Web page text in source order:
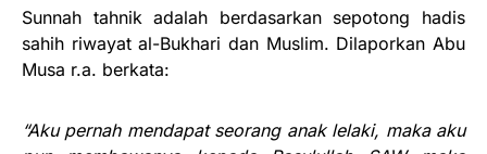
Sunnah tahnik adalah berdasarkan sepotong hadis
sahih riwayat al-Bukhari dan Muslim. Dilaporkan Abu
Musa r.a. berkata:
“Aku pernah mendapat seorang anak lelaki, maka aku